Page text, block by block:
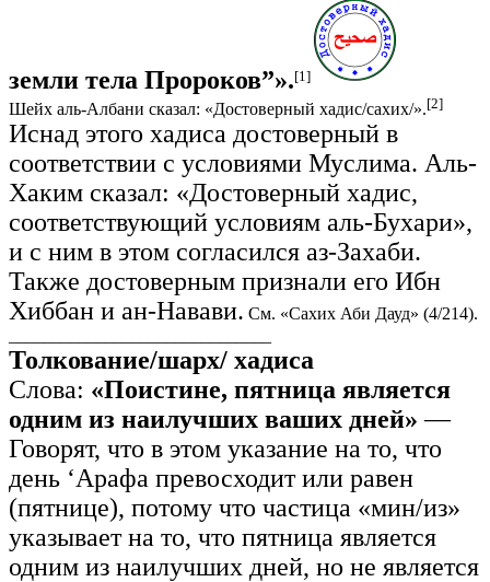
земли тела Пророков”».[1]
Шейх аль-Албани сказал: «Достоверный хадис/сахих/».[2]
Иснад этого хадиса достоверный в
соответствии с условиями Муслима. Аль-
Хаким сказал: «Достоверный хадис,
соответствующий условиям аль-Бухари»,
и с ним в этом согласился аз-Захаби.
Также достоверным признали его Ибн
Хиббан и ан-Навави. См. «Сахих Аби Дауд» (4/214).
Толкование/шарх/ хадиса
Слова: «Поистине, пятница является
одним из наилучших ваших дней» —
Говорят, что в этом указание на то, что
день ‘Арафа превосходит или равен
(пятнице), потому что частица «мин/из»
указывает на то, что пятница является
одним из наилучших дней, но не является